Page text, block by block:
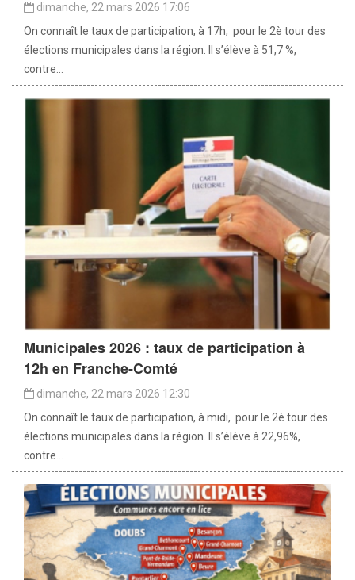
dimanche, 22 mars 2026 17:06
On connaît le taux de participation, à 17h, pour le 2è tour des
élections municipales dans la région. Il s’élève à 51,7 %,
contre...
Municipales 2026 : taux de participation à
12h en Franche-Comté
dimanche, 22 mars 2026 12:30
On connaît le taux de participation, à midi, pour le 2è tour des
élections municipales dans la région. Il s’élève à 22,96%,
contre...